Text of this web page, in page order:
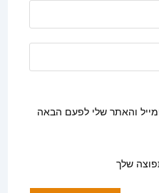
והאתר שלי לפעם הבאה
שלך